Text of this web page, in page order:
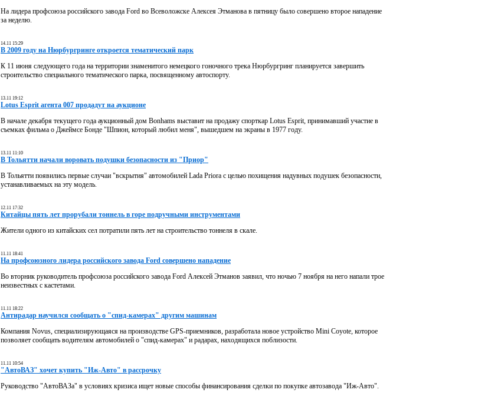
На лидера профсоюза российского завода Ford во Всеволожске Алексея Этманова в пятницу было совершено второе нападение
за неделю.
14.11 15:29
В 2009 году на Нюрбургринге откроется тематический парк
К 11 июня следующего года на территории знаменитого немецкого гоночного трека Нюрбургринг планируется завершить
строительство специального тематического парка, посвященному автоспорту.
13.11 19:12
Lotus Esprit агента 007 продадут на аукционе
В начале декабря текущего года аукционный дом Bonhams выставит на продажу спорткар Lotus Esprit, принимавший участие в
съемках фильма о Джеймсе Бонде "Шпион, который любил меня", вышедшем на экраны в 1977 году.
13.11 11:10
В Тольятти начали воровать подушки безопасности из "Приор"
В Тольятти появились первые случаи "вскрытия" автомобилей Lada Priora с целью похищения надувных подушек безопасности,
устанавливаемых на эту модель.
12.11 17:32
Китайцы пять лет прорубали тоннель в горе подручными инструментами
Жители одного из китайских сел потратили пять лет на строительство тоннеля в скале.
11.11 18:41
На профсоюзного лидера российского завода Ford совершено нападение
Во вторник руководитель профсоюза российского завода Ford Алексей Этманов заявил, что ночью 7 ноября на него напали трое
неизвестных с кастетами.
11.11 18:22
Антирадар научился сообщать о "спид-камерах" другим машинам
Компания Novus, специализирующаяся на производстве GPS-приемников, разработала новое устройство Mini Coyote, которое
позволяет сообщать водителям автомобилей о "спид-камерах" и радарах, находящихся поблизости.
11.11 10:54
"АвтоВАЗ" хочет купить "Иж-Авто" в рассрочку
Руководство "АвтоВАЗа" в условиях кризиса ищет новые способы финансирования сделки по покупке автозавода "Иж-Авто".